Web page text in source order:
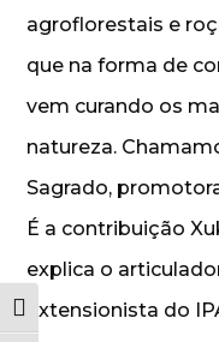
Alternar alto contraste
agroflorestais e
que na forma de
vem curando os
natureza.
Sagrado,
É a contribuição
explica o
extensionista do